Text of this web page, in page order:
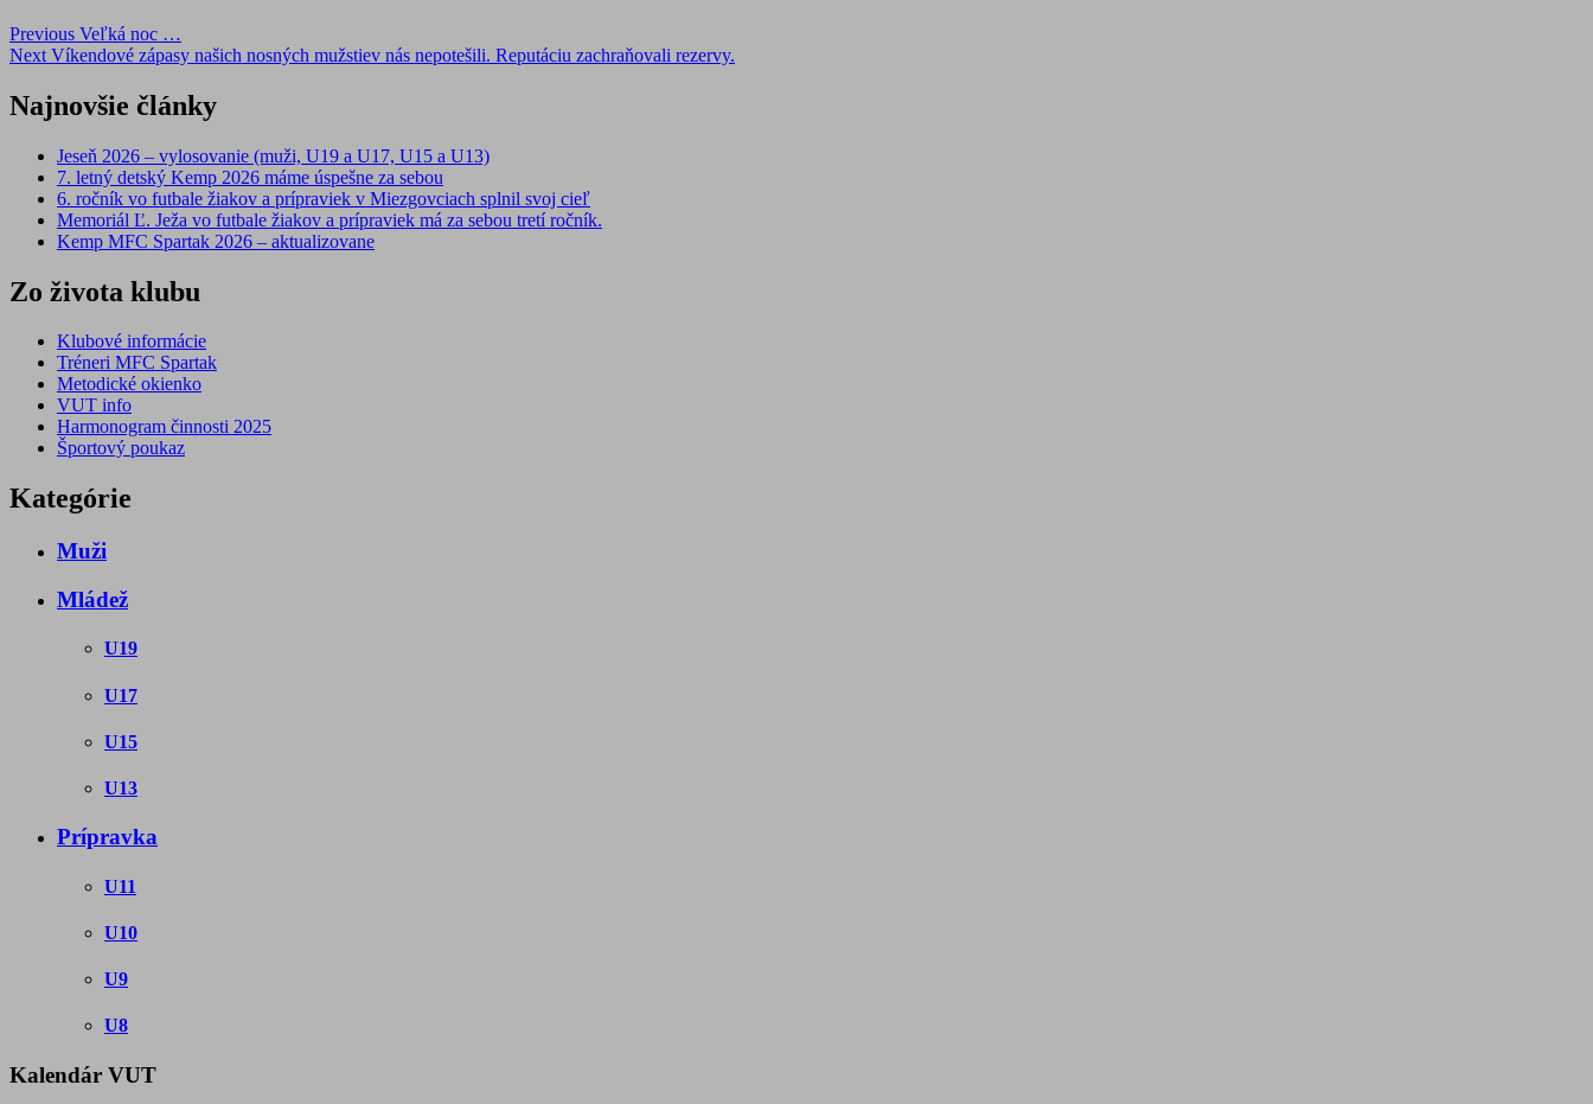
Post
navigation
Previous Veľká noc …
Next Víkendové zápasy našich nosných mužstiev nás nepotešili. Reputáciu zachraňovali rezervy.
Najnovšie články
Jeseň 2026 – vylosovanie (muži, U19 a U17, U15 a U13)
7. letný detský Kemp 2026 máme úspešne za sebou
6. ročník vo futbale žiakov a prípraviek v Miezgovciach splnil svoj cieľ
Memoriál Ľ. Ježa vo futbale žiakov a prípraviek má za sebou tretí ročník.
Kemp MFC Spartak 2026 – aktualizovane
Zo života klubu
Klubové informácie
Tréneri MFC Spartak
Metodické okienko
VUT info
Harmonogram činnosti 2025
Športový poukaz
Kategórie
Muži
Mládež
U19
U17
U15
U13
Prípravka
U11
U10
U9
U8
Kalendár VUT